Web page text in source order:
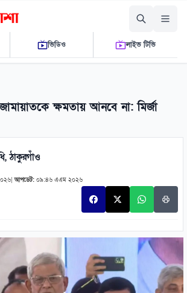
DAILY AJKER PROTTASHA
ভিডিও লাইভ টিভি
ক্ষমতায় আনবে না: মির্জা
ঠাকুরগাঁও
|আপডেট: ০৯:৪৬ এএম ২০২৬